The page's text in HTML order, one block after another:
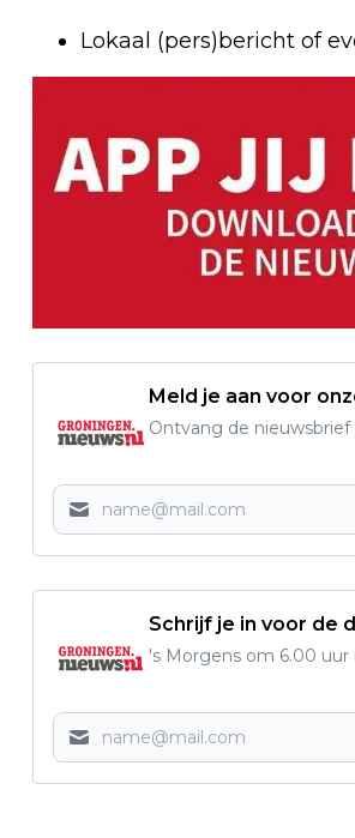
Lokaal (pers)bericht of
Meld je aan voor
Ontvang de
Schrijf je in voor de
's Morgens om 6.00 uur